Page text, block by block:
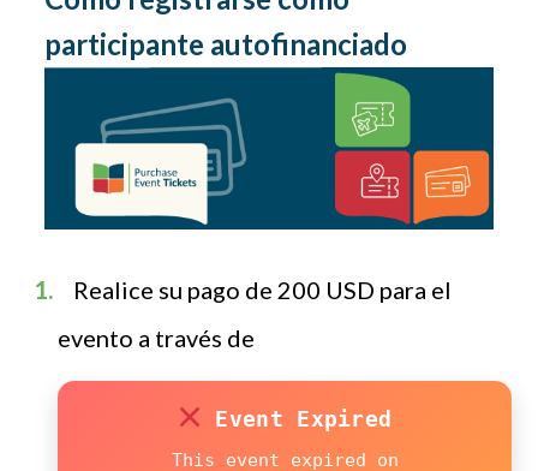
participante autofinanciado
Realice su pago de 200 USD para el
evento a través de
Event Expired
This event expired on